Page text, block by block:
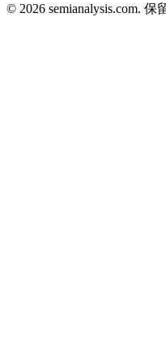
© 2026 semianalysis.com. 保